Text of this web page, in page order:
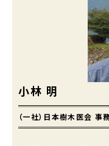
小林 明
（一社）日本樹木医会 事